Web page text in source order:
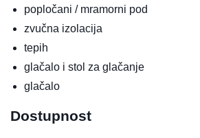
popločani / mramorni pod
zvučna izolacija
tepih
glačalo i stol za glačanje
glačalo
Dostupnost